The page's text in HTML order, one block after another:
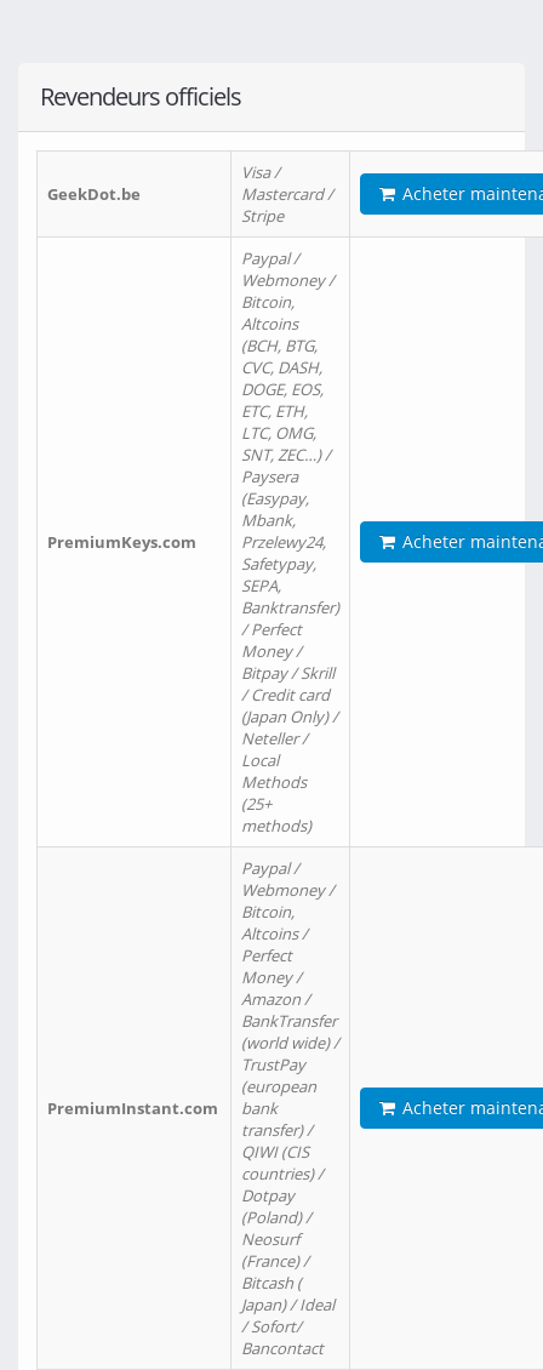
Revendeurs officiels
GeekDot.be
Visa /
Mastercard /
Stripe
Acheter
PremiumKeys.com
Paypal /
Webmoney /
Bitcoin,
Altcoins
(BCH, BTG,
CVC, DASH,
DOGE, EOS,
ETC, ETH,
LTC, OMG,
SNT, ZEC…) /
Paysera
(Easypay,
Mbank,
Przelewy24,
Safetypay,
SEPA,
Banktransfer)
/ Perfect
Money /
Bitpay / Skrill
/ Credit card
(Japan Only) /
Neteller /
Local
Methods
(25+
methods)
Acheter
PremiumInstant.com
Paypal /
Webmoney /
Bitcoin,
Altcoins /
Perfect
Money /
Amazon /
BankTransfer
(world wide) /
TrustPay
(european
bank
transfer) /
QIWI (CIS
countries) /
Dotpay
(Poland) /
Neosurf
(France) /
Bitcash (
Japan) / Ideal
/ Sofort/
Bancontact
Acheter